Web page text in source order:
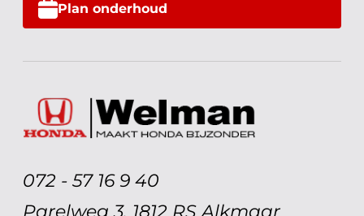
Plan onderhoud
072 - 57 16 9 40
Parelweg 3, 1812 RS Alkmaar